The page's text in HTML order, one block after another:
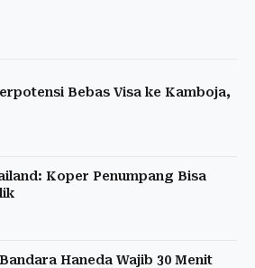
Bebas Visa ke Kamboja,
Koper Penumpang Bisa
Haneda Wajib 30 Menit